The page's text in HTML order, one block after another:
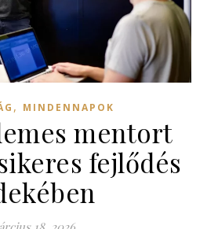
, MINDENNAPOK
mentort
fejlődés